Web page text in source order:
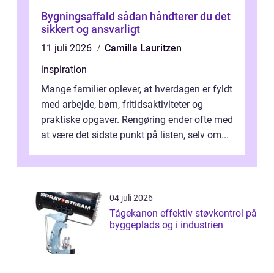
Bygningsaffald sådan håndterer du det
sikkert og ansvarligt
11 juli 2026
Camilla Lauritzen
inspiration
Mange familier oplever, at hverdagen er fyldt
med arbejde, børn, fritidsaktiviteter og
praktiske opgaver. Rengøring ender ofte med
at være det sidste punkt på listen, selv om...
04 juli 2026
Tågekanon effektiv støvkontrol på
byggeplads og i industrien